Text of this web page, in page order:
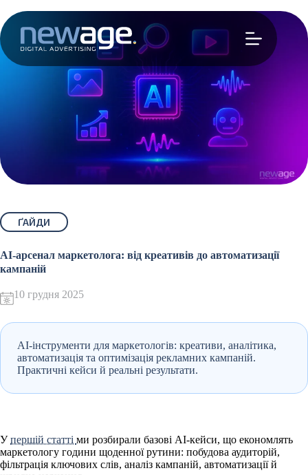
до
вмісту
ҐАЙДИ
AI-арсенал маркетолога: від креативів до автоматизації
кампаній
10 грудня 2025
AI-інструменти для маркетологів: креативи, аналітика,
автоматизація та оптимізація рекламних кампаній.
Практичні кейси й реальні результати.
Упершій статті ми розбирали базові AI-кейси, що економлять
маркетологу години щоденної рутини: побудова аудиторій,
фільтрація ключових слів, аналіз кампаній, автоматизації й